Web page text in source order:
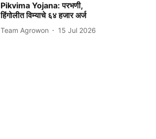
Pikvima Yojana: परभणी,
हिंगोलीत विम्याचे ६४ हजार अर्ज
Team Agrowon 15 Jul 2026